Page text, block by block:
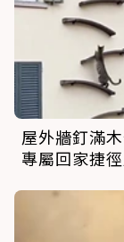
屋外牆釘滿
專屬回家捷